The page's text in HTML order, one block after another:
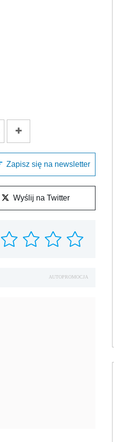
Zapisz się na newsletter
Wyślij na Twitter
AUTOPROMOCJA